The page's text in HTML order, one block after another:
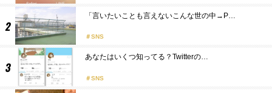
「言いたいことも言えないこんな世の中→P…
SNS
あなたはいくつ知ってる？Twitterの…
SNS